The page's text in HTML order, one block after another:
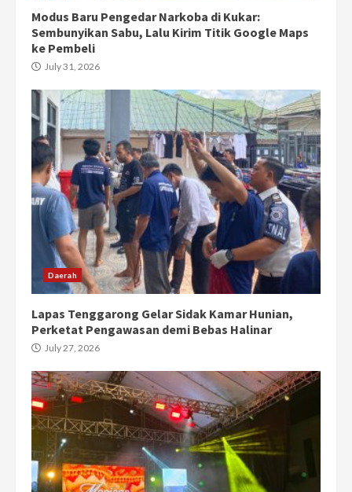
Modus Baru Pengedar Narkoba di Kukar:
Sembunyikan Sabu, Lalu Kirim Titik Google Maps
ke Pembeli
July 31, 2026
Daerah
Lapas Tenggarong Gelar Sidak Kamar Hunian,
Perketat Pengawasan demi Bebas Halinar
July 27, 2026